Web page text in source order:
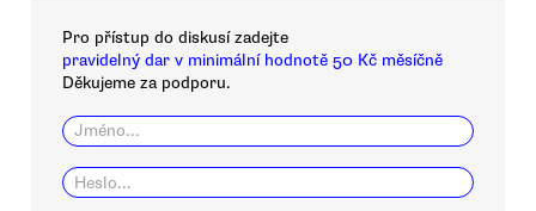
Pro přístup do diskusí zadejte
pravidelný dar v minimální hodnotě 50 Kč měsíčně
Děkujeme za podporu.